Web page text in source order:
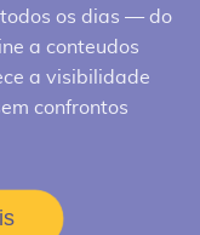
os dias — do
a conteudos
a visibilidade
confrontos